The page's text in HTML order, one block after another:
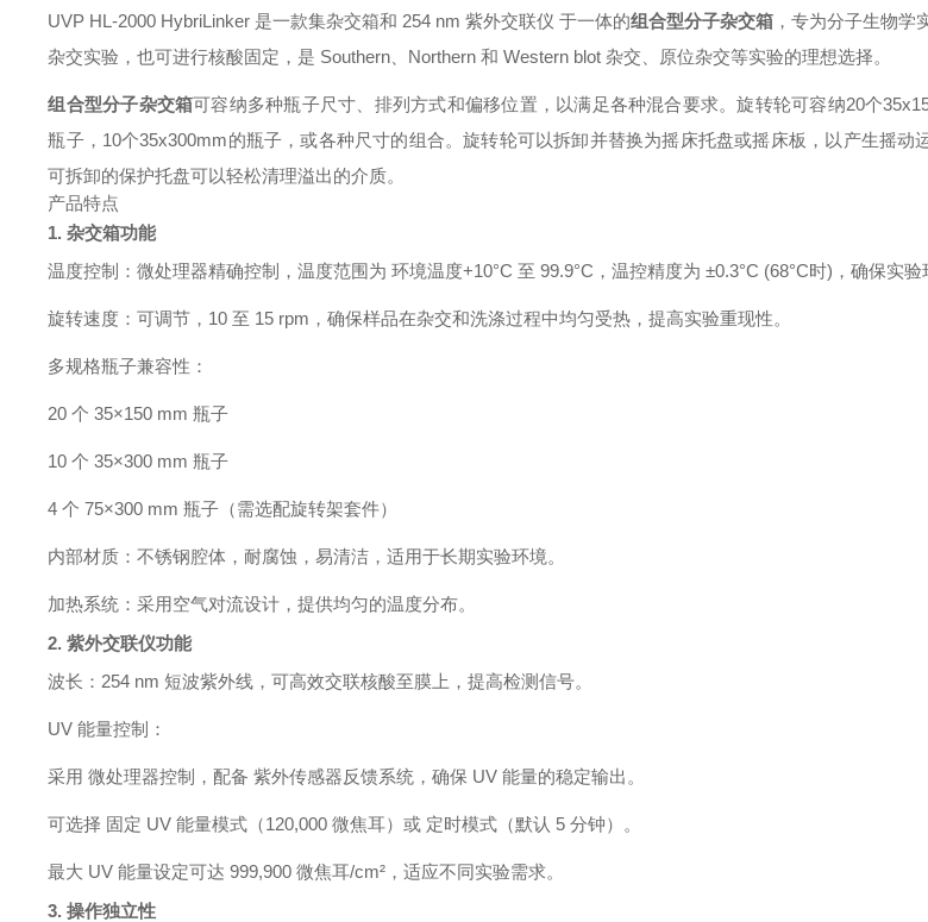
UVP HL-2000 HybriLinker 是一款集杂交箱和 254 nm 紫外交联仪 于一体的组合型分子杂交箱 ，专为分子生物学
杂交实验，也可进行核酸固定，是 Southern、Northern 和 Western blot 杂交、原位杂交等实验的理想选择。
组合型分子杂交箱可容纳多种瓶子尺寸、排列方式和偏移位置，以满足各种混合要求。旋转轮可容纳20个
瓶子，10个35x300mm的瓶子，或各种尺寸的组合。旋转轮可以拆卸并替换为摇床托盘或摇床板，以产生摇动
可拆卸的保护托盘可以轻松清理溢出的介质。
产品特点
1. 杂交箱功能
温度控制：微处理器精确控制，温度范围为 环境温度+10°C 至 99.9°C，温控精度为 ±0.3°C (68°C时)，确保实验
旋转速度：可调节，10 至 15 rpm，确保样品在杂交和洗涤过程中均匀受热，提高实验重现性。
多规格瓶子兼容性：
20 个 35×150 mm 瓶子
10 个 35×300 mm 瓶子
4 个 75×300 mm 瓶子（需选配旋转架套件）
内部材质：不锈钢腔体，耐腐蚀，易清洁，适用于长期实验环境。
加热系统：采用空气对流设计，提供均匀的温度分布。
2. 紫外交联仪功能
波长：254 nm 短波紫外线，可高效交联核酸至膜上，提高检测信号。
UV 能量控制：
采用 微处理器控制，配备 紫外传感器反馈系统，确保 UV 能量的稳定输出。
可选择 固定 UV 能量模式（120,000 微焦耳）或 定时模式（默认 5 分钟）。
最大 UV 能量设定可达 999,900 微焦耳/cm²，适应不同实验需求。
3. 操作独立性